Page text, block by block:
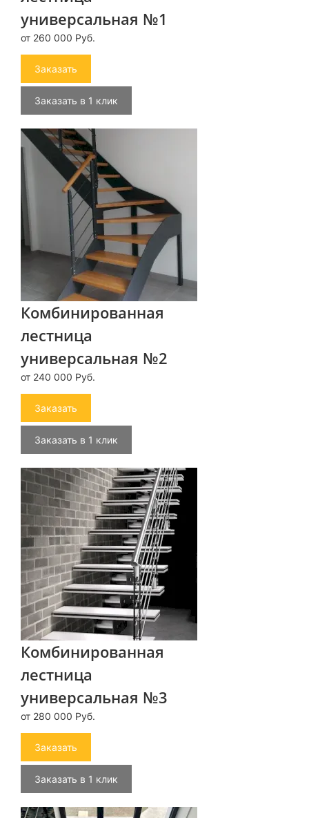
универсальная №1
от 260 000 Руб.
Заказать
Заказать в 1 клик
Комбинированная
лестница
универсальная №2
от 240 000 Руб.
Заказать
Заказать в 1 клик
Комбинированная
лестница
универсальная №3
от 280 000 Руб.
Заказать
Заказать в 1 клик